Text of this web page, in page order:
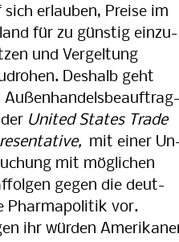
sich erlauben, Preise im
für zu günstig ein­zu­
und Ver­gel­tung
Deshalb geht
Außen­han­dels­be­auf­trag­
United States Trade
mit einer
mit mög­li­chen
gegen die deut­
Phar­ma­po­li­tik vor.
ihr wür­den